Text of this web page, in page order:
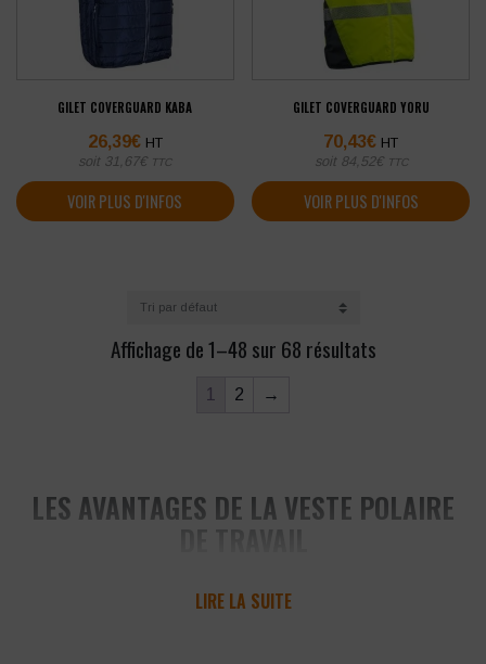
GILET COVERGUARD KABA
26,39€ HT
soit 31,67€ TTC
VOIR PLUS D'INFOS
GILET COVERGUARD YORU
70,43€ HT
soit 84,52€ TTC
VOIR PLUS D'INFOS
Affichage de 1–48 sur 68 résultats
1 2 →
LES AVANTAGES DE LA VESTE POLAIRE
gilet de travail propose de nombreux
LIRE LA SUITE